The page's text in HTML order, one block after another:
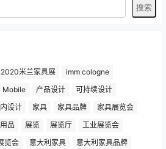
2020米兰家具展
imm cologne
Mobile 产品设计
可持续设计
设计 家具 家具品牌
家具展览会
品 展览 展览厅
工业展览会
览会 意大利家具 意大利家具品牌